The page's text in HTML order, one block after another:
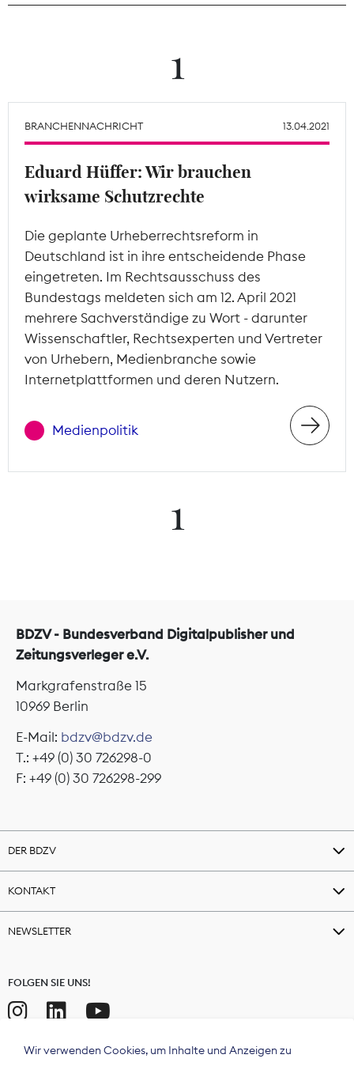
Wächterpreis
Mitgliederbereich
1
BRANCHENNACHRICHT 13.04.2021
Eduard Hüffer: Wir brauchen
wirksame Schutzrechte
Die geplante Urheberrechtsreform in
Deutschland ist in ihre entscheidende Phase
eingetreten. Im Rechtsausschuss des
Bundestags meldeten sich am 12. April 2021
mehrere Sachverständige zu Wort - darunter
Wissenschaftler, Rechtsexperten und Vertreter
von Urhebern, Medienbranche sowie
Internetplattformen und deren Nutzern.
Medienpolitik
1
BDZV - Bundesverband Digitalpublisher und
Zeitungsverleger e.V.
Markgrafenstraße 15
10969 Berlin
E-Mail: bdzv@bdzv.de
T.: +49 (0) 30 726298-0
F: +49 (0) 30 726298-299
DER BDZV
KONTAKT
NEWSLETTER
FOLGEN SIE UNS!
Wir verwenden Cookies, um Inhalte und Anzeigen zu